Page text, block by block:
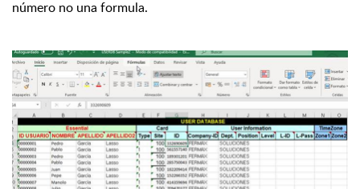
número no una formula.